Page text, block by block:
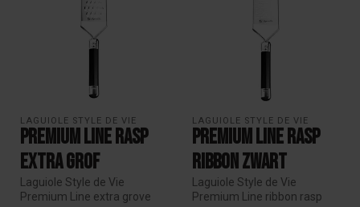
LAGUIOLE STYLE DE VIE
Premium Line Rasp
Extra Grof
Laguiole Style de Vie
Premium Line extra grove
LAGUIOLE STYLE DE VIE
Premium Line Rasp
Ribbon Zwart
Laguiole Style de Vie
Premium Line ribbon rasp